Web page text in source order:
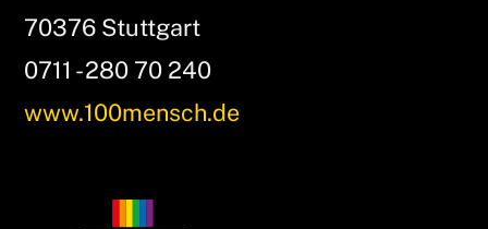
70376 Stuttgart
0711 - 280 70 240
www.100mensch.de